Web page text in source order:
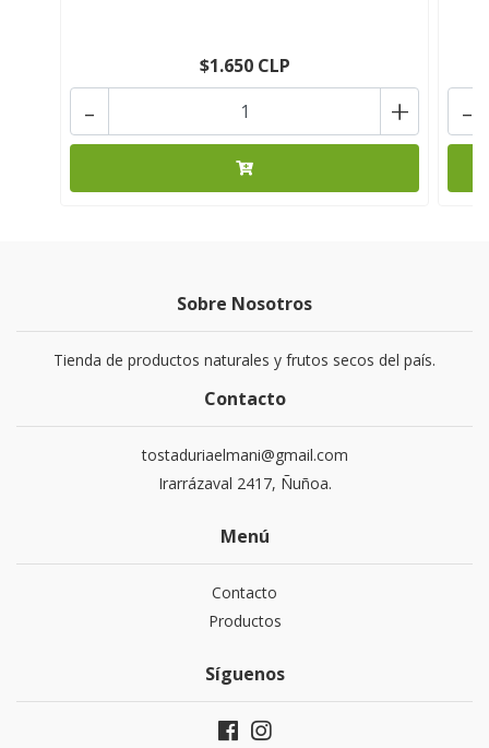
$1.650 CLP
+
- -
Sobre Nosotros
Tienda de productos naturales y frutos secos del país.
Contacto
tostaduriaelmani@gmail.com
Irarrázaval 2417, Ñuñoa.
Menú
Contacto
Productos
Síguenos